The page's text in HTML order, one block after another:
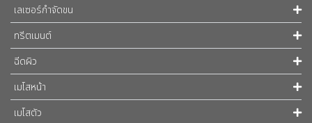
เลเซอร์กำจัดขน
ทรีตเมนต์
ฉีดผิว
เมโสหน้า
เมโสตัว